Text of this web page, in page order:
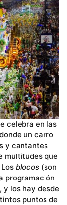
celebra en las
un carro
y cantantes
multitudes que
blocos (son
programación
y los hay desde
puntos de